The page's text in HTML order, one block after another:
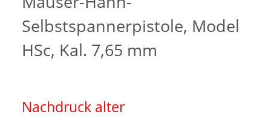
Selbstspannerpistole, Model
HSc, Kal. 7,65 mm
Nachdruck alter